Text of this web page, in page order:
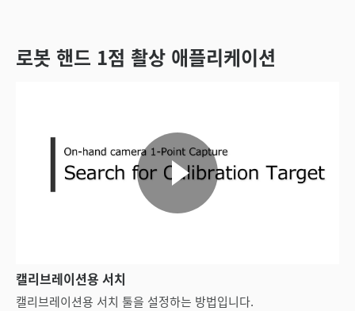
로봇 핸드 1점 촬상 애플리케이션
캘리브레이션용 서치
캘리브레이션용 서치 툴을 설정하는 방법입니다.